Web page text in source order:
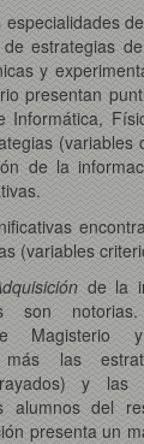
estrategias
y
presentan
Informática,
(variables
de la
(variables
de la
son
más las
y las
alumnos del
presenta un